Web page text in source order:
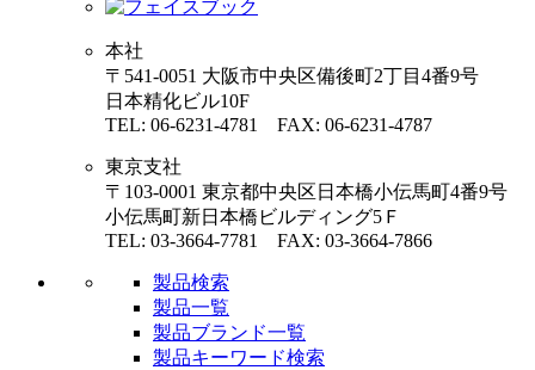
本社
〒541-0051 大阪市中央区備後町2丁目4番9号
日本精化ビル10F
TEL: 06-6231-4781 FAX: 06-6231-4787
東京支社
〒103-0001 東京都中央区日本橋小伝馬町4番9号
小伝馬町新日本橋ビルディング5Ｆ
TEL: 03-3664-7781 FAX: 03-3664-7866
製品検索
製品一覧
製品ブランド一覧
製品キーワード検索